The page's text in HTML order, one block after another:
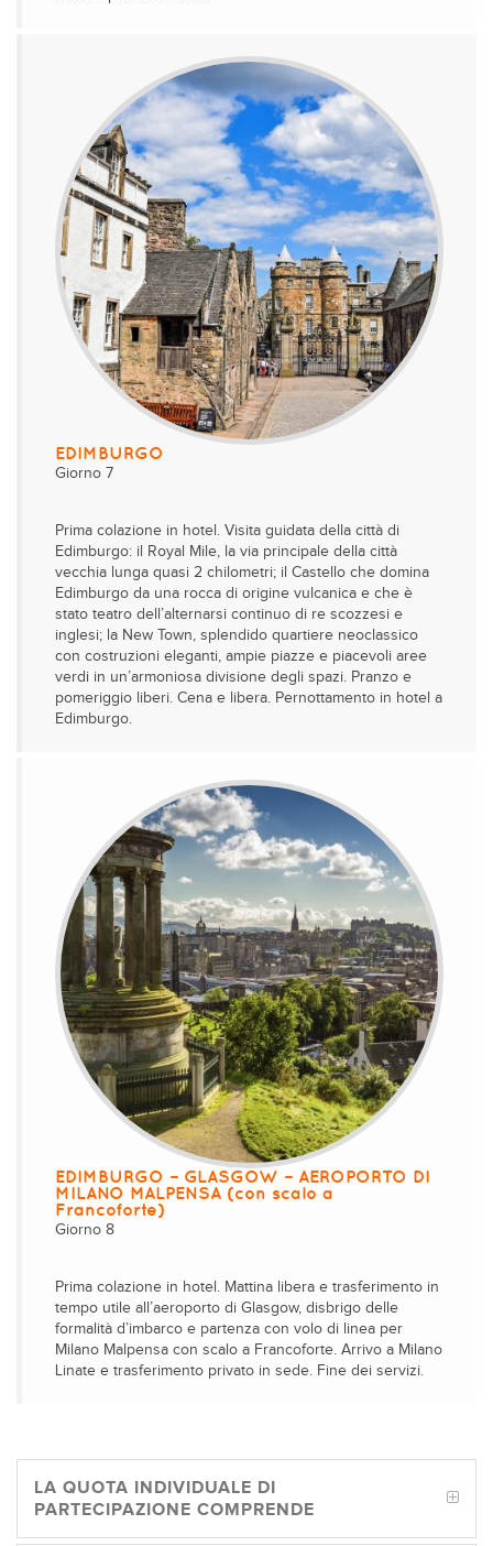
EDIMBURGO
Giorno 7
Prima colazione in hotel. Visita guidata della città di
Edimburgo: il Royal Mile, la via principale della città
vecchia lunga quasi 2 chilometri; il Castello che domina
Edimburgo da una rocca di origine vulcanica e che è
stato teatro dell’alternarsi continuo di re scozzesi e
inglesi; la New Town, splendido quartiere neoclassico
con costruzioni eleganti, ampie piazze e piacevoli aree
verdi in un’armoniosa divisione degli spazi. Pranzo e
pomeriggio liberi. Cena e libera. Pernottamento in hotel a
Edimburgo.
EDIMBURGO – GLASGOW – AEROPORTO DI
MILANO MALPENSA (con scalo a
Francoforte)
Giorno 8
Prima colazione in hotel. Mattina libera e trasferimento in
tempo utile all’aeroporto di Glasgow, disbrigo delle
formalità d’imbarco e partenza con volo di linea per
Milano Malpensa con scalo a Francoforte. Arrivo a Milano
Linate e trasferimento privato in sede. Fine dei servizi.
LA QUOTA INDIVIDUALE DI
PARTECIPAZIONE COMPRENDE